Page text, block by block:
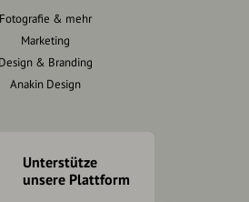
Fotografie & mehr
Marketing
Design & Branding
Anakin Design
Unterstütze
unsere Plattform